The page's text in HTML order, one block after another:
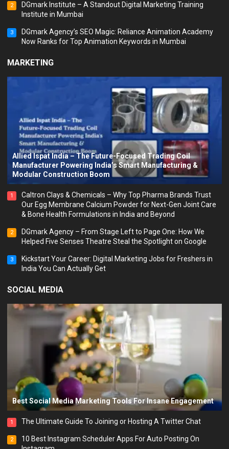
2
DGmark Institute – A Standout Digital Marketing Training
Institute in Mumbai
3
DGmark Agency’s SEO Magic: Reliance Animation Academy
Now Ranks for Top Animation Keywords in Mumbai
MARKETING
Allied Ispat India – The Future-Focused Trading Coil
Manufacturer Powering India’s Smart Manufacturing &
Modular Construction Boom
1
Caltron Clays & Chemicals – Why Top Pharma Brands Trust
Our Egg Membrane Calcium Powder for Next-Gen Joint Care
& Bone Health Formulations in India and Beyond
2
DGmark Agency – From Stage Left to Page One: How We
Helped Five Senses Theatre Steal the Spotlight on Google
3
Kickstart Your Career: Digital Marketing Jobs for Freshers in
India You Can Actually Get
SOCIAL MEDIA
Best Social Media Marketing Tools For Insane Engagement
1 The Ultimate Guide To Joining or Hosting A Twitter Chat
2
10 Best Instagram Scheduler Apps For Auto Posting On